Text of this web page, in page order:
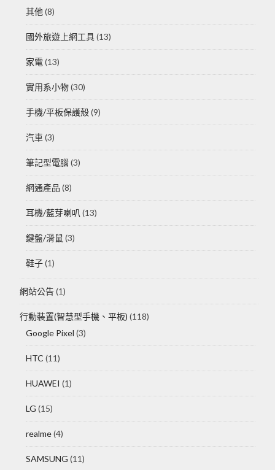
其他 (8)
國外旅遊上網工具(13)
家電 (13)
實用系小物(30)
手機/平板保護殼(9)
汽車 (3)
筆記型電腦(3)
網通產品 (8)
耳機/藍芽喇叭 (13)
鍵盤/滑鼠 (3)
鞋子(1)
網站公告(1)
行動裝置(智慧型手機、平板) (118)
Google Pixel (3)
HTC (11)
HUAWEI (1)
LG (15)
realme(4)
SAMSUNG (11)